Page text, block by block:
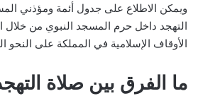
ويمكن الاطلاع على جدول أئمة ومؤذني
التهجد داخل حرم المسجد النبوي من خلال
الأوقاف الإسلامية في المملكة على النحو
ما الفرق بين صلاة